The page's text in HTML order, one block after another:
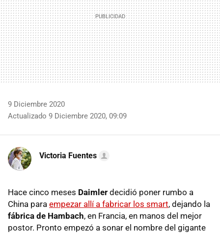
9 Diciembre 2020
Actualizado 9 Diciembre 2020, 09:09
Victoria Fuentes
Hace cinco meses Daimler decidió poner rumbo a
China para empezar allí a fabricar los smart, dejando la
fábrica de Hambach, en Francia, en manos del mejor
postor. Pronto empezó a sonar el nombre del gigante